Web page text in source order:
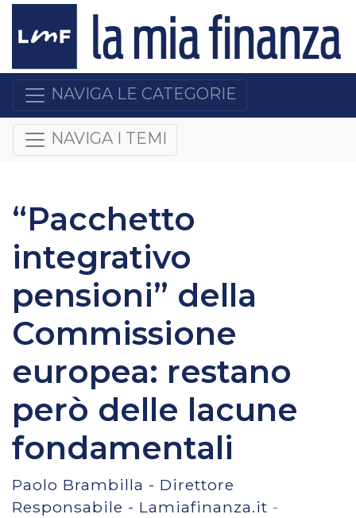
NAVIGA LE CATEGORIE
NAVIGA I TEMI
“Pacchetto
integrativo
pensioni” della
Commissione
europea: restano
però delle lacune
fondamentali
Paolo Brambilla - Direttore
Responsabile - Lamiafinanza.it -